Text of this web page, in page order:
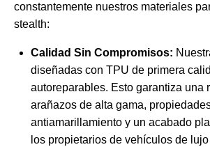
constantemente nuestros materiales
stealth:
Calidad Sin Compromisos:
diseñadas con TPU de primera
autoreparables. Esto garantiza una
arañazos de alta gama,
antiamarillamiento y un acabado
los propietarios de vehículos de